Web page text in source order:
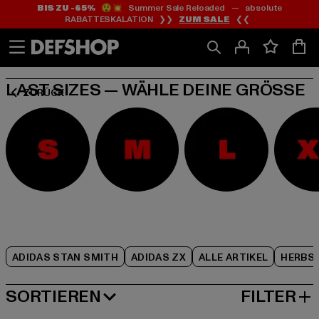
Zum
Inhalt
springen
Zum
Fußzeile
springen
BIS ZU -65%😲💥 Summer Sale Reloaded — absolute
RABATTESKALATION ❯❯ ZUM SALE ❮❮
ZURÜCK
LAST SIZES — WÄHLE DEINE GRÖSSE
ADIDAS STAN SMITH ADIDAS ZX ALLE ARTIKEL
Zum
Produktraster
springen
SORTIEREN
BELIEBTESTE FILTER